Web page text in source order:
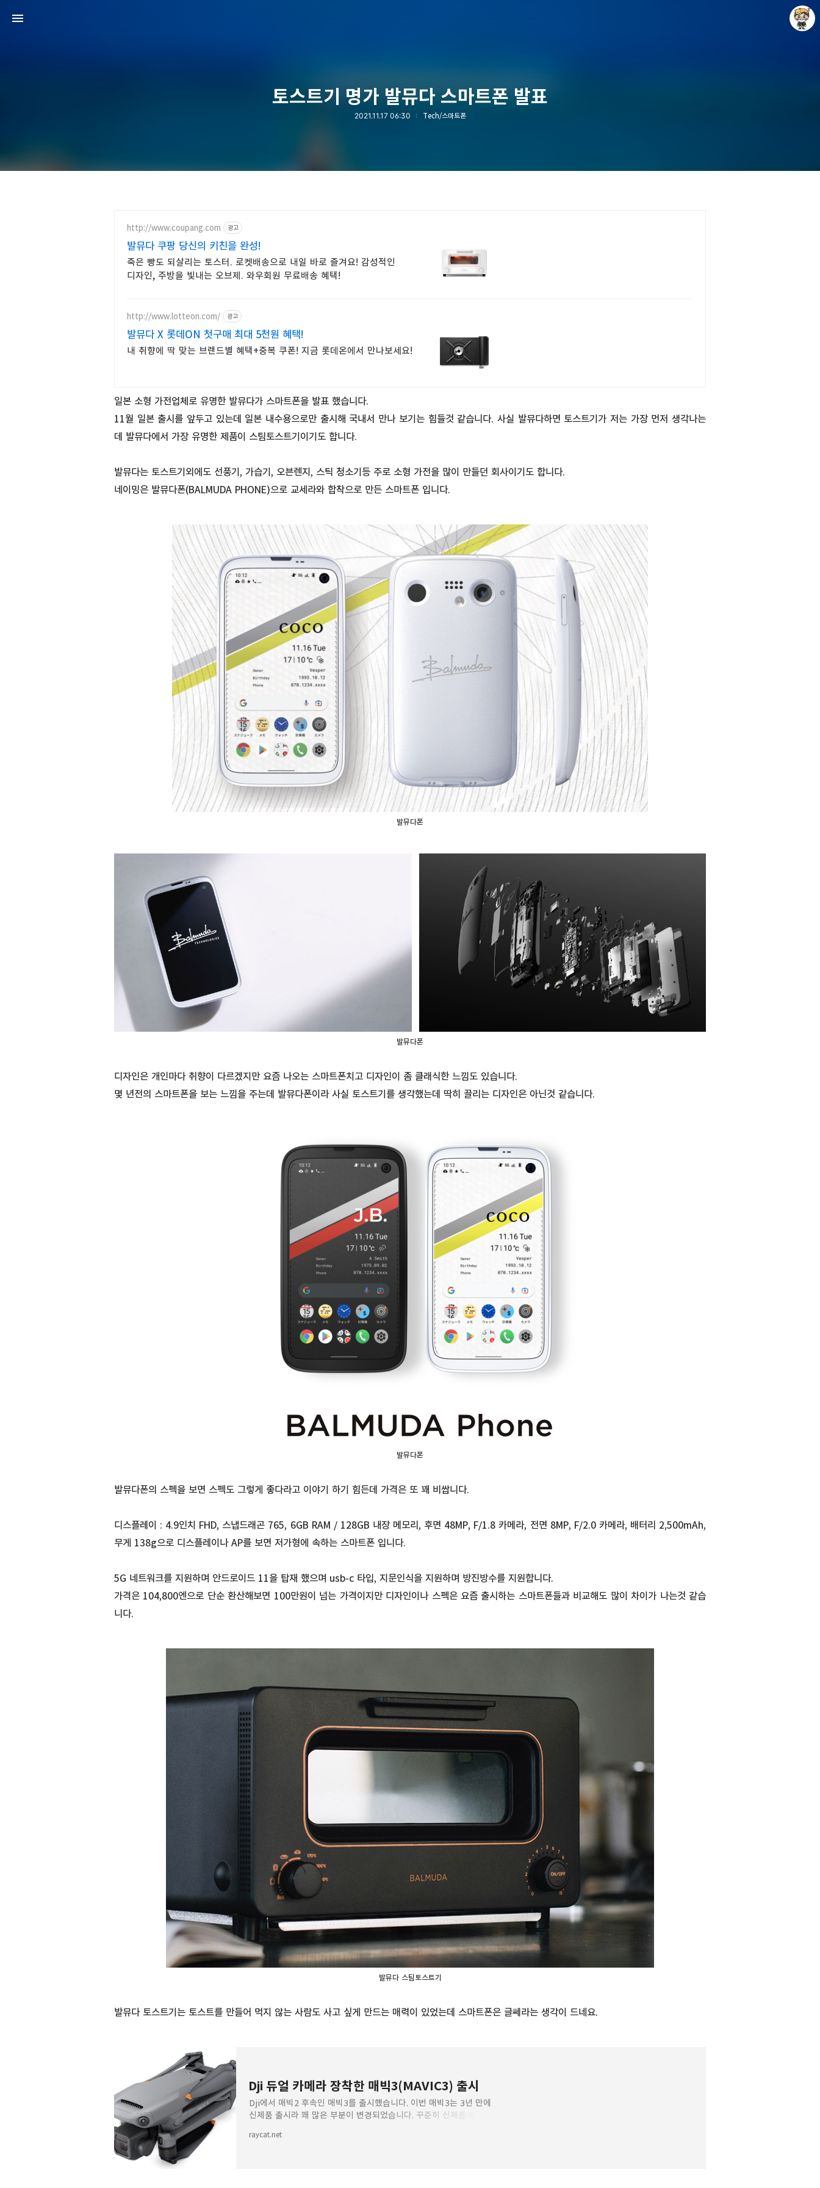
토스트기 명가 발뮤다 스마트폰 발표
2021.11.17 06:30 Tech/스마트폰
http://www.coupang.com 광고
발뮤다 쿠팡 당신의 키친을 완성!
죽은 빵도 되살리는 토스터. 로켓배송으로 내일 바로 즐겨요! 감성적인
디자인, 주방을 빛내는 오브제. 와우회원 무료배송 혜택!
http://www.lotteon.com/ 광고
발뮤다 X 롯데ON 첫구매 최대 5천원 혜택!
내 취향에 딱 맞는 브랜드별 혜택+중복 쿠폰! 지금 롯데온에서 만나보세요!
일본 소형 가전업체로 유명한 발뮤다가 스마트폰을 발표 했습니다.
11월 일본 출시를 앞두고 있는데 일본 내수용으로만 출시해 국내서 만나 보기는 힘들것 같습니다. 사실 발뮤다하면 토스트기가 저는 가장 먼저 생각나는
데 발뮤다에서 가장 유명한 제품이 스팀토스트기이기도 합니다.
발뮤다는 토스트기외에도 선풍기, 가습기, 오븐렌지, 스틱 청소기등 주로 소형 가전을 많이 만들던 회사이기도 합니다.
네이밍은 발뮤다폰(BALMUDA PHONE)으로 교세라와 합착으로 만든 스마트폰 입니다.
발뮤다폰
발뮤다폰
디자인은 개인마다 취향이 다르겠지만 요즘 나오는 스마트폰치고 디자인이 좀 클래식한 느낌도 있습니다.
몇 년전의 스마트폰을 보는 느낌을 주는데 발뮤다폰이라 사실 토스트기를 생각했는데 딱히 끌리는 디자인은 아닌것 같습니다.
발뮤다폰
발뮤다폰의 스펙을 보면 스펙도 그렇게 좋다라고 이야기 하기 힘든데 가격은 또 꽤 비쌉니다.
디스플레이 : 4.9인치 FHD, 스냅드래곤 765, 6GB RAM / 128GB 내장 메모리, 후면 48MP, F/1.8 카메라, 전면 8MP, F/2.0 카메라, 배터리 2,500mAh,
무게 138g으로 디스플레이나 AP를 보면 저가형에 속하는 스마트폰 입니다.
5G 네트워크를 지원하며 안드로이드 11을 탑재 했으며 usb-c 타입, 지문인식을 지원하며 방진방수를 지원합니다.
가격은 104,800엔으로 단순 환산해보면 100만원이 넘는 가격이지만 디자인이나 스펙은 요즘 출시하는 스마트폰들과 비교해도 많이 차이가 나는것 같습
니다.
발뮤다 스팀토스트기
발뮤다 토스트기는 토스트를 만들어 먹지 않는 사람도 사고 싶게 만드는 매력이 있었는데 스마트폰은 글쎄라는 생각이 드네요.
Dji 듀얼 카메라 장착한 매빅3(MAVIC3) 출시
Dji에서 매빅2 후속인 매빅3를 출시했습니다. 이번 매빅3는 3년 만에
신제품 출시라 꽤 많은 부분이 변경되었습니다. 꾸준히 신제품 루머는
raycat.net